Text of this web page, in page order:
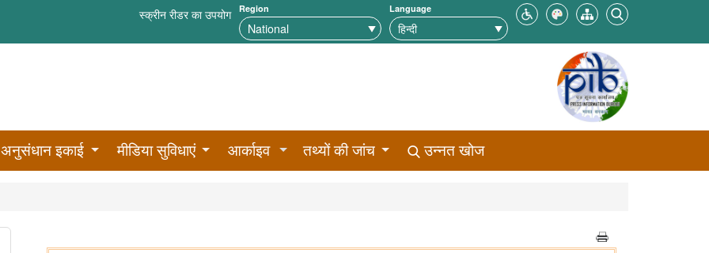
स्क्रीन रीडर का उपयोग Region Language
अनुसंधान इकाई मीडिया सुविधाएं आर्काइव तथ्यों की जांच उन्नत खोज